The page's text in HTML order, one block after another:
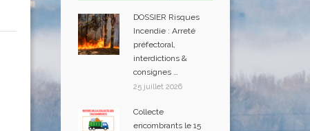
DOSSIER Risques
Incendie : Arreté
préfectoral,
interdictions &
consignes …
25 juillet 2026
Collecte
encombrants le 15